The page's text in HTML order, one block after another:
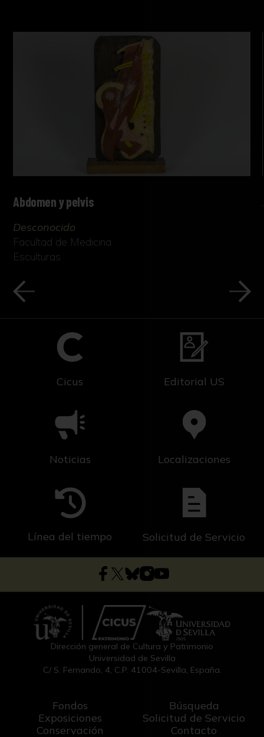
Abdomen y pelvis
Desconocido
Facultad de Medicina
Esculturas
Cicus Editorial US
Noticias Localizaciones
Línea del tiempo Solicitud de Servicio
Dirección general de Cultura y Patrimonio
Universidad de Sevilla
C/ S. Fernando, 4, C.P. 41004-Sevilla, España.
Fondos
Exposiciones
Conservación
Búsqueda
Solicitud de Servicio
Contacto